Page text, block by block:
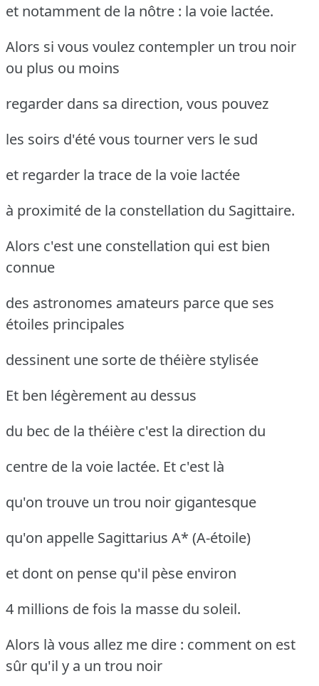
et notamment de la nôtre : la voie lactée.
Alors si vous voulez contempler un trou noir
ou plus ou moins
regarder dans sa direction, vous pouvez
les soirs d'été vous tourner vers le sud
et regarder la trace de la voie lactée
à proximité de la constellation du Sagittaire.
Alors c'est une constellation qui est bien
connue
des astronomes amateurs parce que ses
étoiles principales
dessinent une sorte de théière stylisée
Et ben légèrement au dessus
du bec de la théière c'est la direction du
centre de la voie lactée. Et c'est là
qu'on trouve un trou noir gigantesque
qu'on appelle Sagittarius A* (A-étoile)
et dont on pense qu'il pèse environ
4 millions de fois la masse du soleil.
Alors là vous allez me dire : comment on est
sûr qu'il y a un trou noir